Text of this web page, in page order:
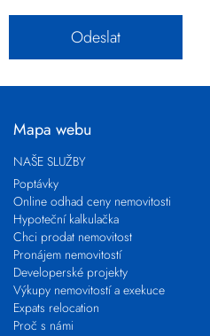
Mapa webu
NAŠE SLUŽBY
Poptávky
Online odhad ceny nemovitosti
Hypoteční kalkulačka
Chci prodat nemovitost
Pronájem nemovitostí
Developerské projekty
Výkupy nemovitostí a exekuce
Expats relocation
Proč s námi